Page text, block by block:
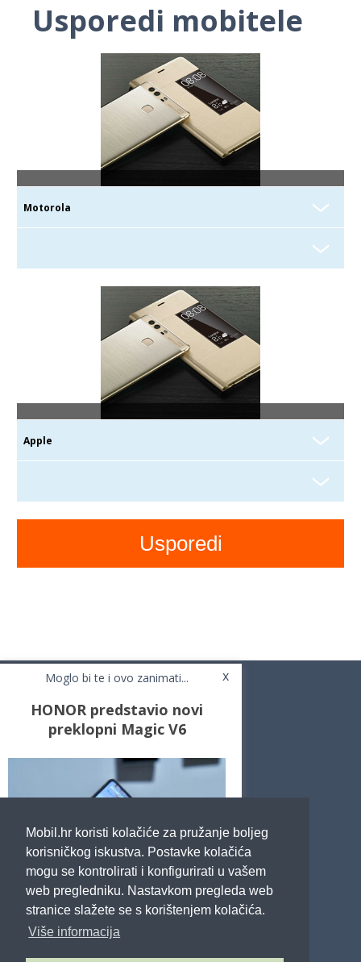
Mobil.hr koristi kolačiće za pružanje boljeg
korisničkog iskustva. Postavke kolačića
mogu se kontrolirati i konfigurirati u vašem
web pregledniku. Nastavkom pregleda web
stranice slažete se s korištenjem kolačića.
Više informacija
Usporedi mobitele
Moglo bi te i ovo zanimati... x
HONOR predstavio novi
preklopni Magic V6
Novosti
Testovi / Recenzije
Usporedi mobitele
Impressum
Marketing
Pravne odredbe
Izjava o privatnosti
POTRAŽITE NAS